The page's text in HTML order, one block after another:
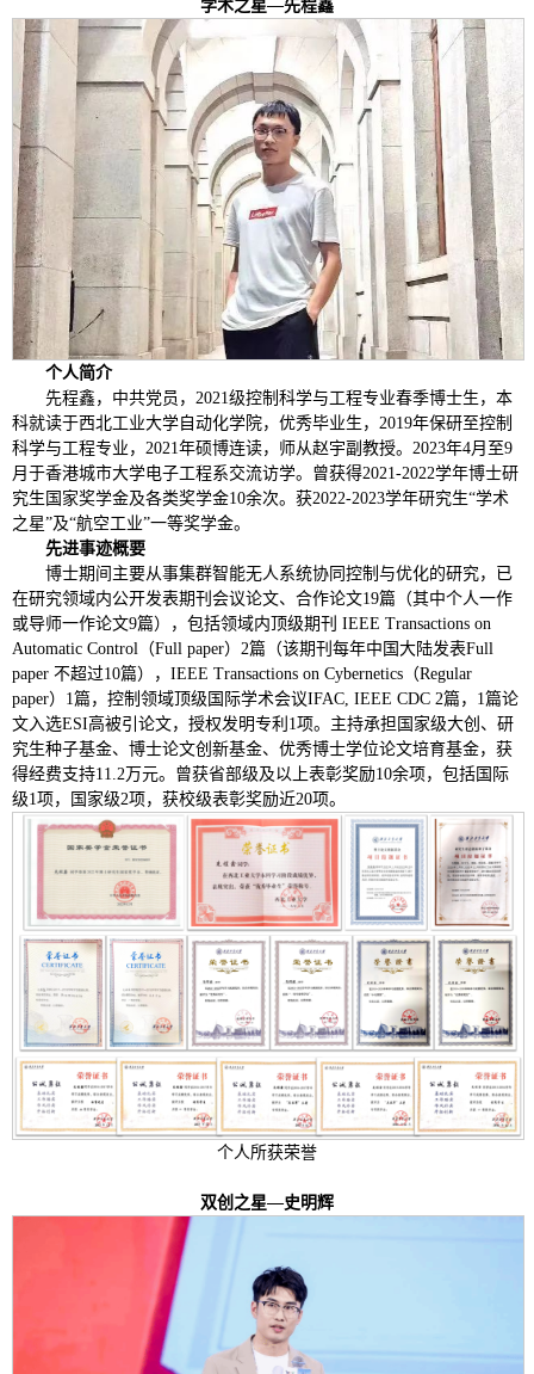
学术之星—先程鑫
个人简介
先程鑫，中共党员，2021级控制科学与工程专业春季博士生，本
科就读于西北工业大学自动化学院，优秀毕业生，2019年保研至控制
科学与工程专业，2021年硕博连读，师从赵宇副教授。2023年4月至9
月于香港城市大学电子工程系交流访学。曾获得2021-2022学年博士研
究生国家奖学金及各类奖学金10余次。获2022-2023学年研究生“学术
之星”及“航空工业”一等奖学金。
先进事迹概要
博士期间主要从事集群智能无人系统协同控制与优化的研究，已
在研究领域内公开发表期刊会议论文、合作论文19篇（其中个人一作
或导师一作论文9篇），包括领域内顶级期刊 IEEE Transactions on
Automatic Control（Full paper）2篇（该期刊每年中国大陆发表Full
paper 不超过10篇），IEEE Transactions on Cybernetics（Regular
paper）1篇，控制领域顶级国际学术会议IFAC, IEEE CDC 2篇，1篇论
文入选ESI高被引论文，授权发明专利1项。主持承担国家级大创、研
究生种子基金、博士论文创新基金、优秀博士学位论文培育基金，获
得经费支持11.2万元。曾获省部级及以上表彰奖励10余项，包括国际
级1项，国家级2项，获校级表彰奖励近20项。
个人所获荣誉
双创之星—史明辉